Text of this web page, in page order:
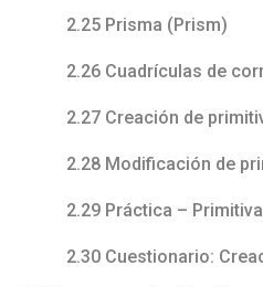
2.25 Prisma (Prism)
2.26 Cuadrículas de
2.27 Creación de
2.28 Modificación de
2.29 Práctica –
2.30 Cuestionario: